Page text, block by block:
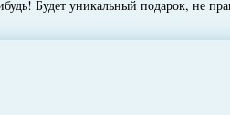
Будет уникальный подарок, не